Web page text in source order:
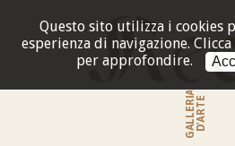
Questo sito utilizza i cookies
esperienza di navigazione. Clicca
per approfondire.
GALLERIAD'ARTE